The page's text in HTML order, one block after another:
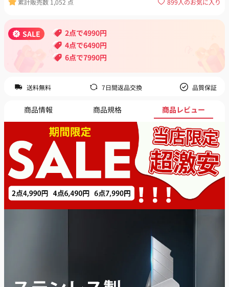
累計販売数 1,052 点 899人のお気に入り
SALE
2点で4990円
4点で6490円
6点で7990円
送料無料 7日間返品交換 品質保証
商品情報 商品規格 商品レビュー